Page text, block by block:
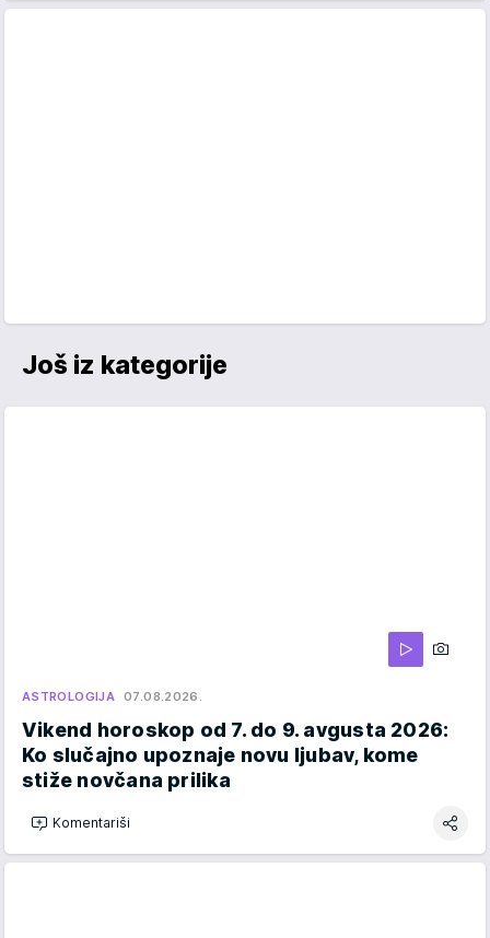
Još iz kategorije
ASTROLOGIJA 07.08.2026.
Vikend horoskop od 7. do 9. avgusta 2026:
Ko slučajno upoznaje novu ljubav, kome
stiže novčana prilika
Komentariši